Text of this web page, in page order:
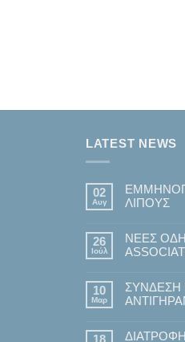
LATEST NEWS
02
Αυγ
ΛΙΠΟΥΣ
σχόλια
στο
ΑΠΩΛΕΙΑ
ΛΙΠΟΥΣ
26
Ιούλ
ΝΕΕΣ
σχόλια
στο
ΝΕΕΣ
AMERICAN
10
Μαρ
ΣΥΝΔΕΣΗ
σχόλια